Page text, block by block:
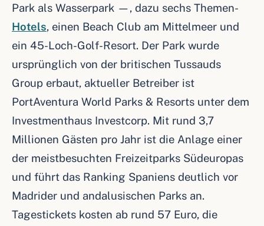
Park als Wasserpark —, dazu sechs Themen-
Hotels, einen Beach Club am Mittelmeer und
ein 45-Loch-Golf-Resort. Der Park wurde
ursprünglich von der britischen Tussauds
Group erbaut, aktueller Betreiber ist
PortAventura World Parks & Resorts unter dem
Investmenthaus Investcorp. Mit rund 3,7
Millionen Gästen pro Jahr ist die Anlage einer
der meistbesuchten Freizeitparks Südeuropas
und führt das Ranking Spaniens deutlich vor
Madrider und andalusischen Parks an.
Tagestickets kosten ab rund 57 Euro, die